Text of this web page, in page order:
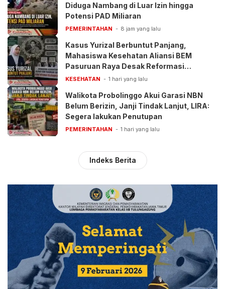
Diduga Nambang di Luar Izin hingga
Potensi PAD Miliaran
PEMERINTAHAN 8 jam yang lalu
Kasus Yurizal Berbuntut Panjang,
Mahasiswa Kesehatan Aliansi BEM
Pasuruan Raya Desak Reformasi
Pelayanan BPJS
KESEHATAN 1 hari yang lalu
Walikota Probolinggo Akui Garasi NBN
Belum Berizin, Janji Tindak Lanjut, LIRA:
Segera lakukan Penutupan
PEMERINTAHAN 1 hari yang lalu
Indeks Berita